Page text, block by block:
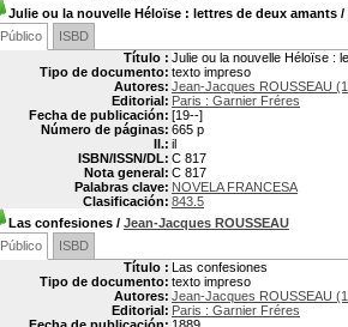
Julie ou la nouvelle Héloïse : lettres de deux amants /
Público
ISBD
Título : Julie ou la nouvelle Héloïse :
Tipo de documento: texto impreso
Autores: Jean-Jacques ROUSSEAU
Editorial: Paris : Garnier Fréres
Fecha de publicación: [19--]
Número de páginas: 665 p
Il.: il
ISBN/ISSN/DL: C 817
Nota general: C 817
Palabras clave: NOVELA FRANCESA
Clasificación: 843.5
Las confesiones / Jean-Jacques ROUSSEAU
Público
ISBD
Título : Las confesiones
Tipo de documento: texto impreso
Autores: Jean-Jacques ROUSSEAU
Editorial: Paris : Garnier Fréres